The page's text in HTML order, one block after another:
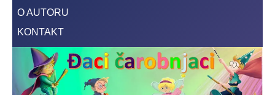
O AUTORU
KONTAKT